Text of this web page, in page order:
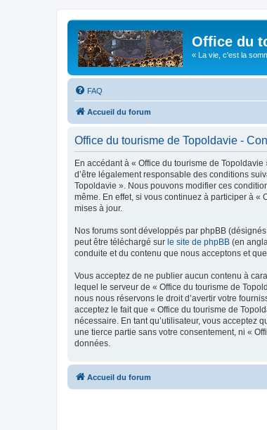
Office du
« La vie, c'est la
FAQ
Accueil du forum
Office du tourisme de Topoldavie -
En accédant à « Office du tourisme de
d’être légalement responsable des conditions
Topoldavie ». Nous pouvons modifier ces
même. En effet, si vous continuez à participer à
mises à jour.
Nos forums sont développés par phpBB
peut être téléchargé sur le site de phpBB (en
conduite et du contenu que nous acceptons et
Vous acceptez de ne publier aucun contenu à
lequel le serveur de « Office du tourisme de
nous nous réservons le droit d’avertir votre
acceptez le fait que « Office du tourisme de
nécessaire. En tant qu’utilisateur, vous acceptez
une tierce partie sans votre consentement, ni «
données.
Accueil du forum